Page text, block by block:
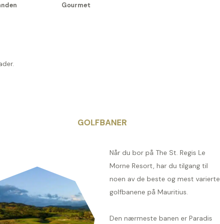
Gourmet
GOLFBANER
Når du bor på The St. Regis Le
Morne Resort, har du tilgang til
noen av de beste og mest varierte
golfbanene på Mauritius.
Den nærmeste banen er Paradis